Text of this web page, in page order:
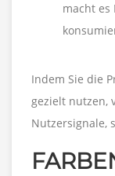
macht
Indem Sie die
gezielt nutzen,
Nutzersignale,